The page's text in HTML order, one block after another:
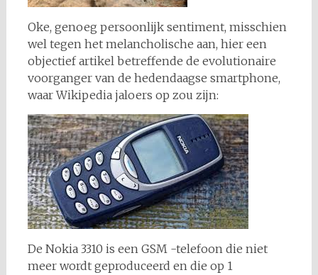
Oke, genoeg persoonlijk sentiment, misschien
wel tegen het melancholische aan, hier een
objectief artikel betreffende de evolutionaire
voorganger van de hedendaagse smartphone,
waar Wikipedia jaloers op zou zijn:
De Nokia 3310 is een GSM -telefoon die niet
meer wordt geproduceerd en die op 1